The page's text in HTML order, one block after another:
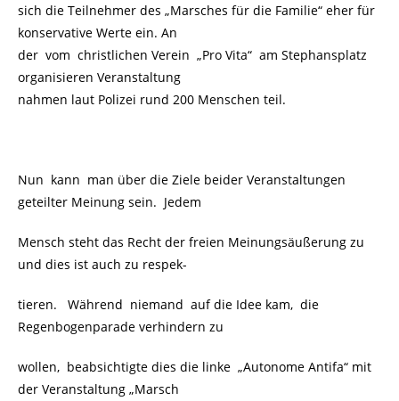
sich die Teilnehmer des „Marsches für die Familie“ eher für
konservative Werte ein. An
der vom christlichen Verein „Pro Vita“ am Stephansplatz
organisieren Veranstaltung
nahmen laut Polizei rund 200 Menschen teil.
Nun kann man über die Ziele beider Veranstaltungen
geteilter Meinung sein. Jedem
Mensch steht das Recht der freien Meinungsäußerung zu
und dies ist auch zu respek-
tieren. Während niemand auf die Idee kam, die
Regenbogenparade verhindern zu
wollen, beabsichtigte dies die linke „Autonome Antifa“ mit
der Veranstaltung „Marsch